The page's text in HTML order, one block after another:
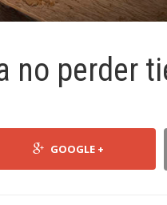
no perder
GOOGLE +